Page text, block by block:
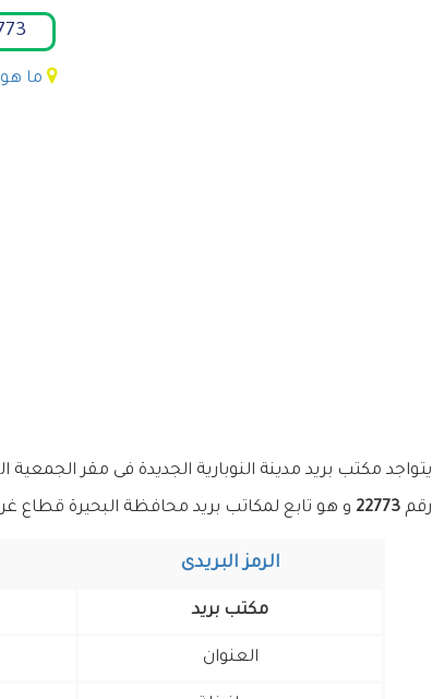
ما
يتواجد مكتب بريد مدينة النوبارية الجديدة فى مقر
رقم 22773 و هو تابع لمكاتب بريد محافظة البحيرة قطاع
الرمز البريدى
مكتب بريد
العنوان